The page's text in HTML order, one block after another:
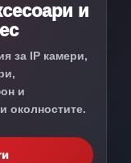
и
за IP камери,
и
околностите.